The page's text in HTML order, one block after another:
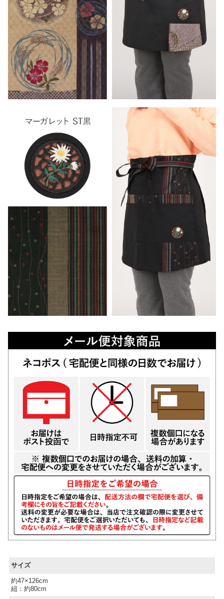
サイズ
約47×126cm
紐：約80cm